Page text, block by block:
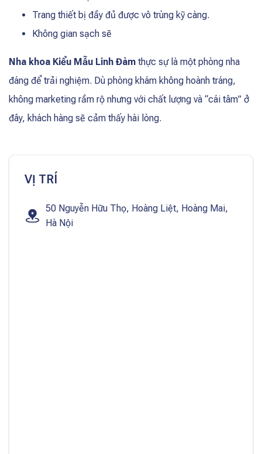
Trang thiết bị đầy đủ được vô trùng kỹ càng.
Không gian sạch sẽ
Nha khoa Kiểu Mẫu Linh Đàm thực sự là một phòng nha
đáng để trải nghiệm. Dù phòng khám không hoành tráng,
không marketing rầm rộ nhưng với chất lượng và “cái tâm” ở
đây, khách hàng sẽ cảm thấy hài lòng.
VỊ TRÍ
50 Nguyễn Hữu Thọ, Hoàng Liệt, Hoàng Mai,
Hà Nội